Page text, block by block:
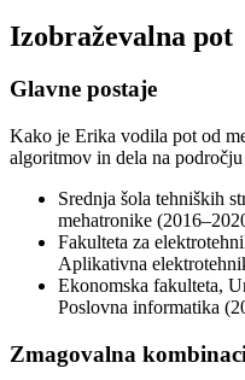
Izobraževalna pot
Glavne postaje
Kako je Erika vodila pot od
algoritmov in dela na
Srednja šola tehniških
mehatronike
Fakulteta za
Aplikativna
Ekonomska fakulteta,
Poslovna informatika
Zmagovalna